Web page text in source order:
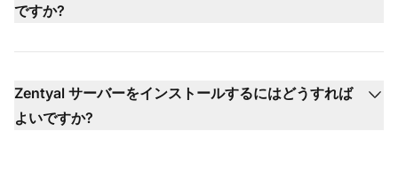
ですか?
Zentyal サーバーをインストールするにはどうすれば
よいですか?